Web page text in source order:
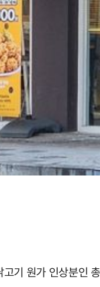
기 원가 인상분인